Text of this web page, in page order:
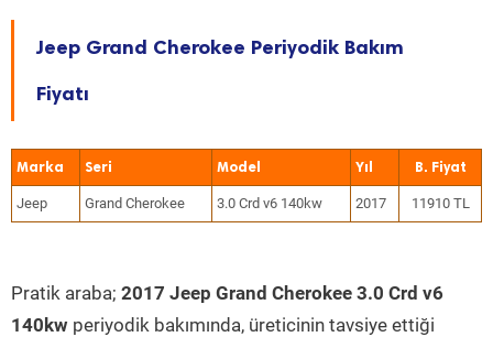
Jeep Grand Cherokee Periyodik Bakım
Fiyatı
Marka Seri Model Yıl
Jeep Grand Cherokee 3.0 Crd v6 140kw 2017 11910 TL
Pratik araba; 2017 Jeep Grand Cherokee 3.0 Crd v6
140kw periyodik bakımında, üreticinin tavsiye ettiği